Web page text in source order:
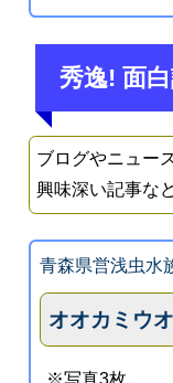
秀逸! 面
ブログやニュー
興味深い記事な
青森県営浅虫水
オオカミウ
※写真3枚。